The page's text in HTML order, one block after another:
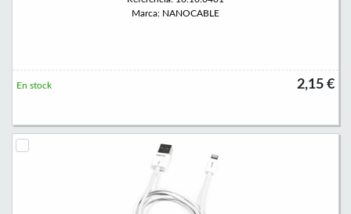
Marca: NANOCABLE
2,15 €
En stock